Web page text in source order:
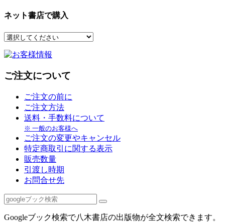
ネット書店で購入
ご注文について
ご注文の前に
ご注文方法
送料・手数料について
※ 一般のお客様へ
ご注文の変更やキャンセル
特定商取引に関する表示
販売数量
引渡し時期
お問合せ先
Googleブック検索で八木書店の出版物が全文検索できます。